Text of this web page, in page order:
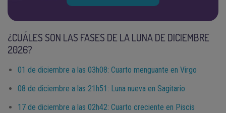
¿CUÁLES SON LAS FASES DE LA LUNA DE DICIEMBRE
2026?
01 de diciembre a las 03h08: Cuarto menguante en Virgo
08 de diciembre a las 21h51: Luna nueva en Sagitario
17 de diciembre a las 02h42: Cuarto creciente en Piscis